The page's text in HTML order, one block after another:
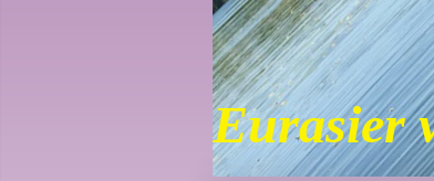
Eurasier